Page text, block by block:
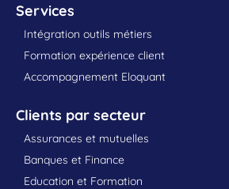
Services
Intégration outils métiers
Formation expérience client
Accompagnement Eloquant
Clients par secteur
Assurances et mutuelles
Banques et Finance
Education et Formation